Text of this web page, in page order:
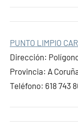
PUNTO LIMPIO
Dirección:
Provincia: A
Teléfono: 618 743